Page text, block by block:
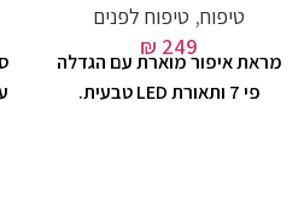
טיפוח, טיפוח לפנים
₪ 249
מראת איפור מוארת עם הגדלה
פי 7 ותאורת LED טבעית.